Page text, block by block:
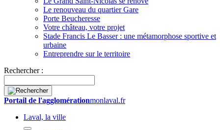
Le renouveau du quartier Gare
Porte Beucheresse
Votre château, votre projet
Stade Francis Le Basser : une métamorphose sportive et
urbaine
Entreprendre sur le territoire
Rechercher :
Portail de l'agglomérationmonlaval.fr
Laval, la ville